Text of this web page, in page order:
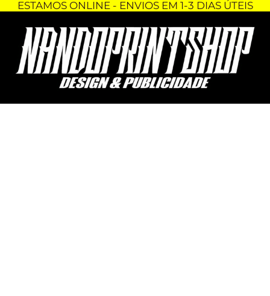
Skip
content
ESTAMOS ONLINE - ENVIOS EM 1-3 DIAS ÚTEIS
Quantidade
de
KIT
AUTOCOLANTES
YAMAHA